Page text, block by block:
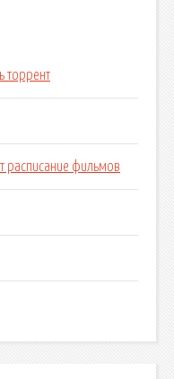
торрент
расписание фильмов